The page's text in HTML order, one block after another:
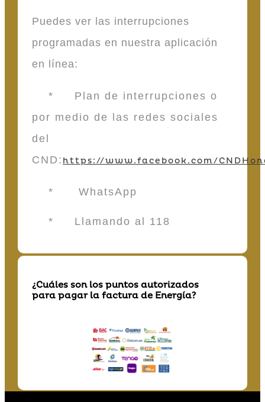
Puedes ver las interrupciones
programadas en nuestra aplicación
en línea:
* Plan de interrupciones o
por medio de las redes sociales
del
CND: https://www.facebook.com/
* WhatsApp
* Llamando al 118
¿Cuáles son los puntos autorizados
para pagar la factura de Energía?